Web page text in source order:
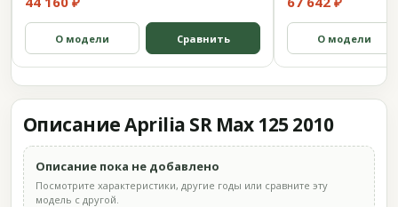
О модели Сравнить О модели
Описание Aprilia SR Max 125 2010
Описание пока не добавлено
Посмотрите характеристики, другие годы или сравните эту
модель с другой.